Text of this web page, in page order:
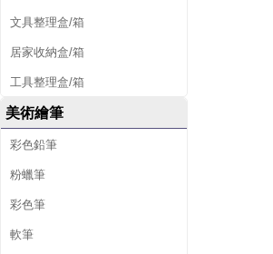
文具整理盒/箱
居家收納盒/箱
工具整理盒/箱
美術繪筆
彩色鉛筆
粉蠟筆
彩色筆
軟筆